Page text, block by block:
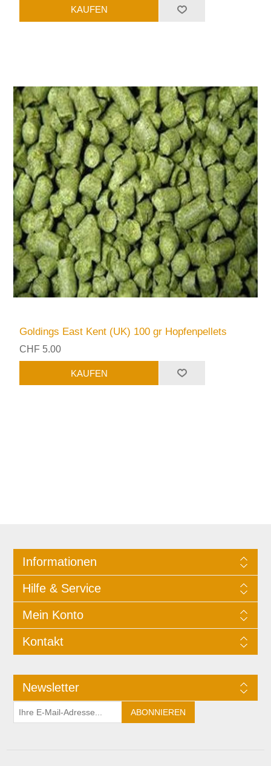
Goldings East Kent (UK) 100 gr Hopfenpellets
CHF 5.00
Informationen
Hilfe & Service
Mein Konto
Kontakt
Newsletter